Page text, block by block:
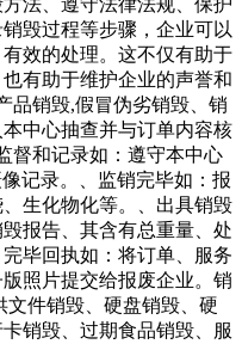
法、遵守法律法规、保护
毁过程等步骤，企业可以
效的处理。这不仅有助于
有助于维护企业的声誉和
品销毁,假冒伪劣销毁、销
中心抽查并与订单内容核
督和记录如：遵守本中心
记录。、监销完毕如：报
生化物化等。、出具销毁
报告、其含有总重量、处
毕回执如：将订单、服务
照片提交给报废企业。销
件销毁、硬盘销毁、硬
销毁、过期食品销毁、服